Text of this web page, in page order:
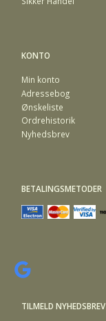
KONTO
Min konto
Adressebog
Ønskeliste
Ordrehistorik
Nyhedsbrev
BETALINGSMETODER
TILMELD NYHEDSBREV